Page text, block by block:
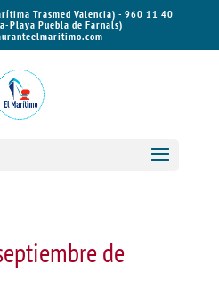
Trasmed Valencia) - 960 11 40
Playa Puebla de Farnals)
de